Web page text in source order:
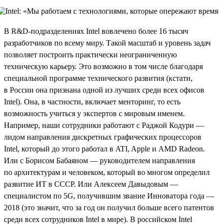
В R&D-подразделениях Intel вовлечено более 16 тысяч
разработчиков по всему миру. Такой масштаб и уровень задач
позволяет построить практически неограниченную
техническую карьеру. Это возможно в том числе благодаря
специальной программе технического развития (кстати,
в России она признана одной из лучших среди всех офисов
Intel). Она, в частности, включает менторинг, то есть
возможность учиться у экспертов с мировым именем.
Например, наши сотрудники работают с Раджой Кодури —
лидом направления дискретных графических процессоров
Intel, который до этого работал в ATI, Apple и AMD Radeon.
Или с Борисом Бабаяном — руководителем направления
по архитектурам и человеком, который во многом определил
развитие ИТ в СССР. Или Алексеем Давыдовым —
специалистом по 5G, получившим звание Инноватора года —
2018 (это значит, что за год он получил больше всего патентов
среди всех сотрудников Intel в мире). В российском Intel